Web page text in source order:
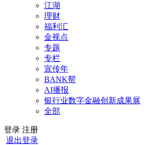
江湖
理财
福利汇
金视点
专题
专栏
宣传年
BANK帮
AI播报
银行业数字金融创新成果展
全部
登录 注册
退出登录